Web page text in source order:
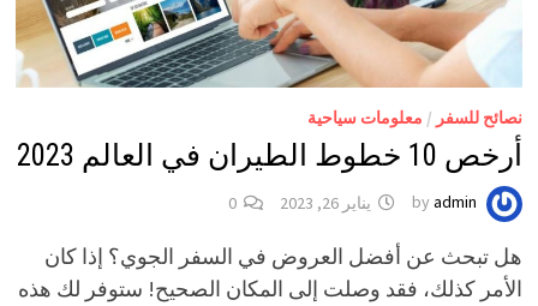
نصائح للسفر / معلومات سياحية
أرخص 10 خطوط الطيران في العالم 2023
byadmin يناير 26, 2023 0
هل تبحث عن أفضل العروض في السفر الجوي؟ إذا كان
الأمر كذلك، فقد وصلت إلى المكان الصحيح! ستوفر لك هذه